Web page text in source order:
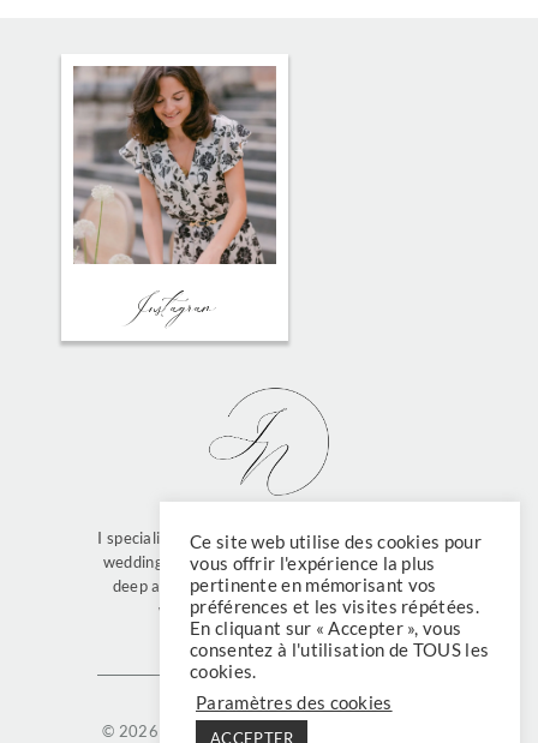
FIND ME ON
Instagram
I specialize in full-service planning of multi-days
weddings for international couples who have a
deep appreciation for French culture and its
world-renowned “art de vivre”.
© 2026 Julie Nagy Legal terms
Ce site web utilise des cookies pour
vous offrir l'expérience la plus
pertinente en mémorisant vos
préférences et les visites répétées.
En cliquant sur « Accepter », vous
consentez à l'utilisation de TOUS les
cookies.
Paramètres des cookies
ACCEPTER